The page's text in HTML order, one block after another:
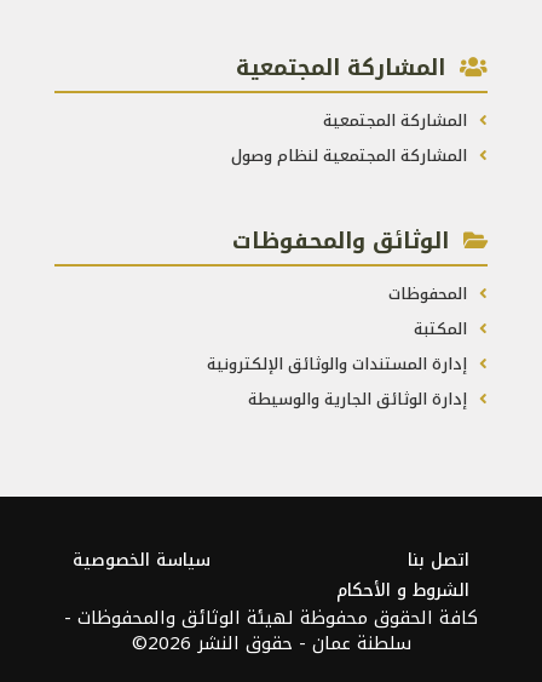
المشاركة المجتمعية
المشاركة المجتمعية
المشاركة المجتمعية لنظام وصول
الوثائق والمحفوظات
المحفوظات
المكتبة
إدارة المستندات والوثائق الإلكترونية
إدارة الوثائق الجارية والوسيطة
اتصل بنا
سياسة الخصوصية
الشروط و الأحكام
كافة الحقوق محفوظة لهيئة الوثائق والمحفوظات -
سلطنة عمان - حقوق النشر 2026©